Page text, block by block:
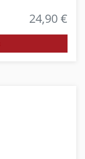
24,90 €